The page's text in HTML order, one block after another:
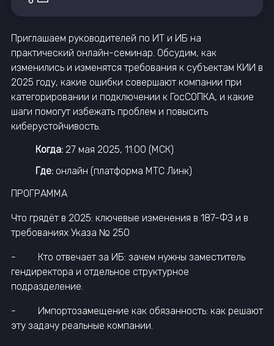
Приглашаем руководителей по ИТ и ИБ на
практический онлайн-семинар. Обсудим, как
изменились и изменятся требования к субъектам КИИ в
2025 году, какие ошибки совершают компании при
категорировании и подключении к ГосСОПКА, и какие
шаги помогут избежать проблем и повысить
киберустойчивость.
Когда: 27 мая 2025, 11:00 (МСК)
Где: онлайн (платформа МТС Линк)
ПРОГРАММА
Что грядёт в 2025: ключевые изменения в 187-ФЗ и в
требованиях Указа № 250
- Кто отвечает за ИБ: зачем нужны заместитель
гендиректора и отдельное структурное
подразделение.
- Импортозамещение как обязанность: как решают
эту задачу реальные компании.